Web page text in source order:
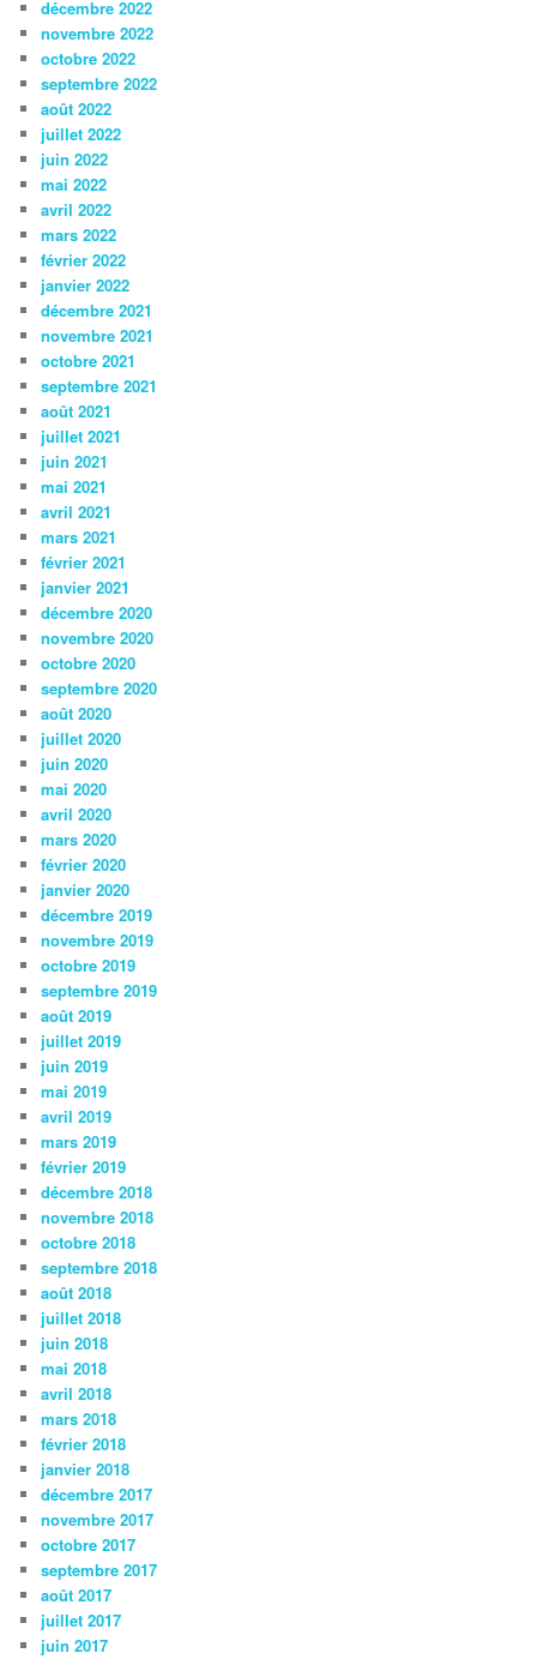
décembre 2022
novembre 2022
octobre 2022
septembre 2022
août 2022
juillet 2022
juin 2022
mai 2022
avril 2022
mars 2022
février 2022
janvier 2022
décembre 2021
novembre 2021
octobre 2021
septembre 2021
août 2021
juillet 2021
juin 2021
mai 2021
avril 2021
mars 2021
février 2021
janvier 2021
décembre 2020
novembre 2020
octobre 2020
septembre 2020
août 2020
juillet 2020
juin 2020
mai 2020
avril 2020
mars 2020
février 2020
janvier 2020
décembre 2019
novembre 2019
octobre 2019
septembre 2019
août 2019
juillet 2019
juin 2019
mai 2019
avril 2019
mars 2019
février 2019
décembre 2018
novembre 2018
octobre 2018
septembre 2018
août 2018
juillet 2018
juin 2018
mai 2018
avril 2018
mars 2018
février 2018
janvier 2018
décembre 2017
novembre 2017
octobre 2017
septembre 2017
août 2017
juillet 2017
juin 2017